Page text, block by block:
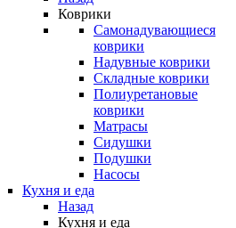
Коврики
Самонадувающиеся
коврики
Надувные коврики
Складные коврики
Полиуретановые
коврики
Матрасы
Сидушки
Подушки
Насосы
Кухня и еда
Назад
Кухня и еда